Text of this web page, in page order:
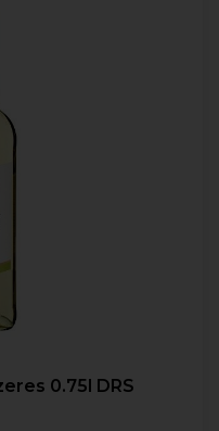
0.75l DRS